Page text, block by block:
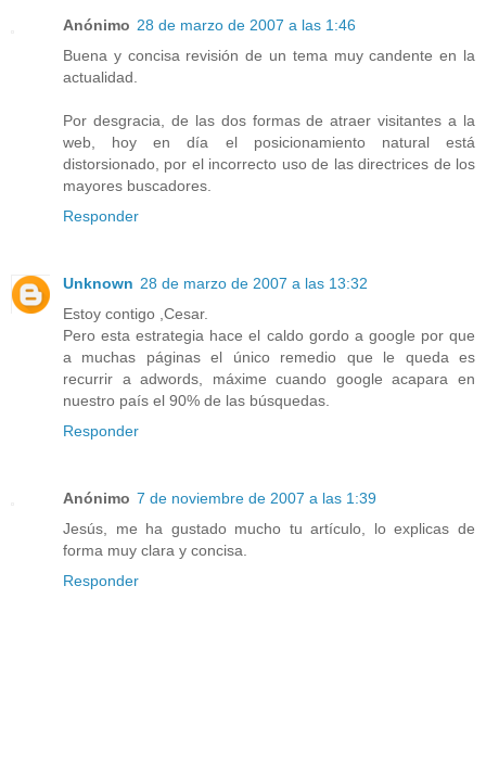
Anónimo 28 de marzo de 2007 a las 1:46
Buena y concisa revisión de un tema muy candente en la
actualidad.
Por desgracia, de las dos formas de atraer visitantes a la
web, hoy en día el posicionamiento natural está
distorsionado, por el incorrecto uso de las directrices de los
mayores buscadores.
Responder
Unknown 28 de marzo de 2007 a las 13:32
Estoy contigo ,Cesar.
Pero esta estrategia hace el caldo gordo a google por que
a muchas páginas el único remedio que le queda es
recurrir a adwords, máxime cuando google acapara en
nuestro país el 90% de las búsquedas.
Responder
Anónimo 7 de noviembre de 2007 a las 1:39
Jesús, me ha gustado mucho tu artículo, lo explicas de
forma muy clara y concisa.
Responder